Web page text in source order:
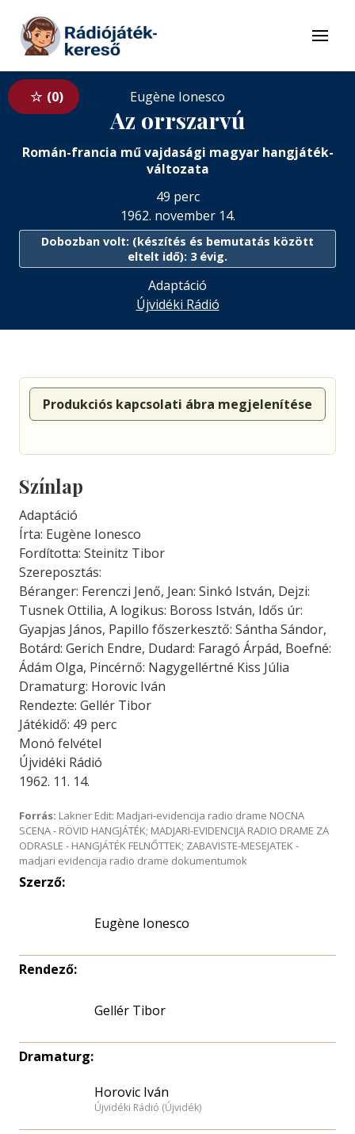
Tovább a tartalomhoz
Menü
0 Eugène Ionesco
Az orrszarvú
Román-francia mű vajdasági magyar hangjáték-
változata
49 perc
1962. november 14.
Dobozban volt: (készítés és bemutatás között
eltelt idő): 3 évig.
Adaptáció
Újvidéki Rádió
Produkciós kapcsolati ábra megjelenítése
Színlap
Adaptáció
Írta: Eugène Ionesco
Fordította: Steinitz Tibor
Szereposztás:
Béranger: Ferenczi Jenő, Jean: Sinkó István, Dejzi:
Tusnek Ottilia, A logikus: Boross István, Idős úr:
Gyapjas János, Papillo főszerkesztő: Sántha Sándor,
Botárd: Gerich Endre, Dudard: Faragó Árpád, Boefné:
Ádám Olga, Pincérnő: Nagygellértné Kiss Júlia
Dramaturg: Horovic Iván
Rendezte: Gellér Tibor
Játékidő: 49 perc
Monó felvétel
Újvidéki Rádió
1962. 11. 14.
Forrás: Lakner Edit: Madjari-evidencija radio drame NOCNA
SCENA - RÖVID HANGJÁTÉK; MADJARI-EVIDENCIJA RADIO DRAME ZA
ODRASLE - HANGJÁTÉK FELNŐTTEK; ZABAVISTE-MESEJATEK -
madjari evidencija radio drame dokumentumok
Szerző:
Eugène Ionesco
Rendező:
Gellér Tibor
Dramaturg:
Horovic Iván
Újvidéki Rádió (Újvidék)